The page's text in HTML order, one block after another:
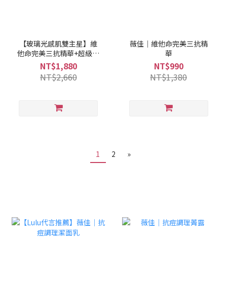
【玻璃光感肌雙主星】維
他命完美三抗精華+超級維
他命C水凝乳
NT$1,880
NT$2,660
薇佳｜維他命完美三抗精
華
NT$990
NT$1,380
1 2 »